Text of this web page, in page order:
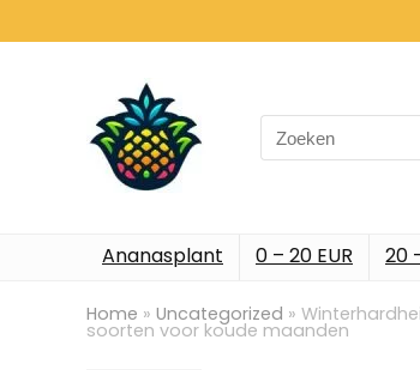
Search
for:
Ananasplant 0 – 20 EUR 20
Home » Uncategorized »
soorten voor koude maanden